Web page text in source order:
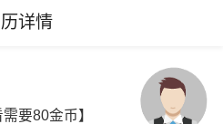
详情
需要80金币】